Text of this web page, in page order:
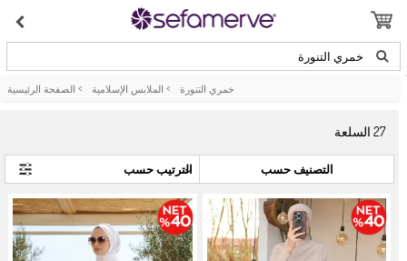
خمري التنورة
الصفحة الرئيسية > الملابس الإسلامية > خمري التنورة
27السلعة
التصنيف حسب